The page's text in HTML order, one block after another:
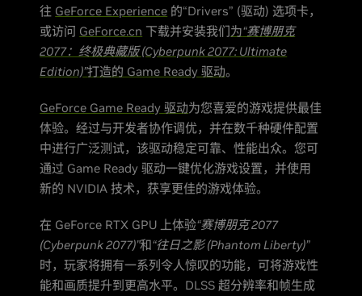
往 GeForce Experience 的“Drivers” (驱动) 选项卡，
或访问 GeForce.cn 下载并安装我们为“赛博朋克
2077：终极典藏版 (Cyberpunk 2077: Ultimate
Edition)”打造的 Game Ready 驱动。
GeForce Game Ready 驱动为您喜爱的游戏提供最佳
体验。经过与开发者协作调优，并在数千种硬件配置
中进行广泛测试，该驱动稳定可靠、性能出众。您可
通过 Game Ready 驱动一键优化游戏设置，并使用
新的 NVIDIA 技术，获享更佳的游戏体验。
在 GeForce RTX GPU 上体验“赛博朋克 2077
(Cyberpunk 2077)”和“往日之影 (Phantom Liberty)”
时，玩家将拥有一系列令人惊叹的功能，可将游戏性
能和画质提升到更高水平。DLSS 超分辨率和帧生成